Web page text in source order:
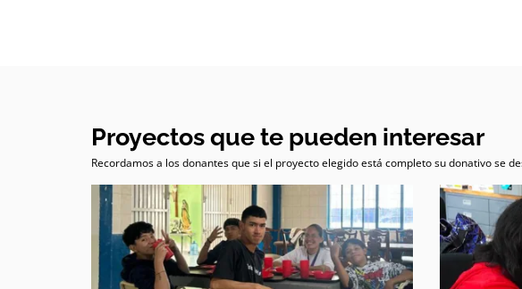
Proyectos que te pueden interesar
Recordamos a los donantes que si el proyecto elegido está completo su donativo se